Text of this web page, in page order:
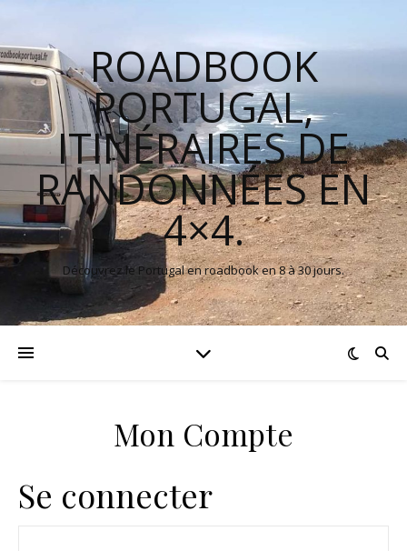
ROADBOOK
PORTUGAL,
ITINÉRAIRES DE
RANDONNÉES EN
4×4.
Découvrez le Portugal en roadbook en 8 à 30 jours.
Mon Compte
Se connecter